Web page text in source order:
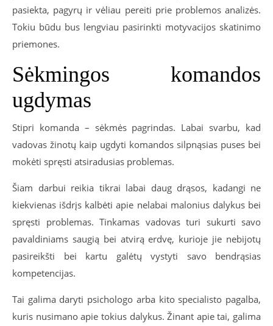
pasiekta, pagyrų ir vėliau pereiti prie problemos analizės.
Tokiu būdu bus lengviau pasirinkti motyvacijos skatinimo
priemones.
Sėkmingos
komandos
ugdymas
Stipri komanda – sėkmės pagrindas. Labai svarbu, kad
vadovas žinotų kaip ugdyti komandos silpnąsias puses bei
mokėti spręsti atsiradusias problemas.
Šiam darbui reikia tikrai labai daug drąsos, kadangi ne
kiekvienas išdrįs kalbėti apie nelabai malonius dalykus bei
spręsti problemas. Tinkamas vadovas turi sukurti savo
pavaldiniams saugią bei atvirą erdvę, kurioje jie nebijotų
pasireikšti bei kartu galėtų vystyti savo bendrąsias
kompetencijas.
Tai galima daryti psichologo arba kito specialisto pagalba,
kuris nusimano apie tokius dalykus. Žinant apie tai, galima